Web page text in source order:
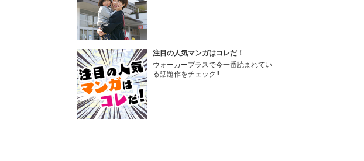
注目の人気マンガはコレだ！
ウォーカープラスで今一番読まれてい
る話題作をチェック!!